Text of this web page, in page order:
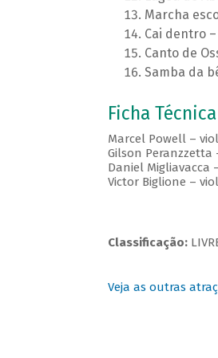
Marcha
Cai dentro
Canto de
Samba da
Ficha Técnica
Marcel Powell –
Gilson
Daniel Migliavacca
Victor Biglione –
Classificação:
Veja as outras